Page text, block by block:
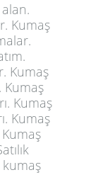
Kumaş
Kumaş
Kumaş
Kumaş
Kumaş